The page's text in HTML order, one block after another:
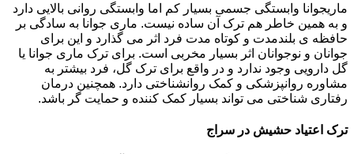
ماریجوانا وابستگی جسمی بسیار کم اما وابستگی روانی بالایی دارد
و به همین خاطر هم ترک آن ساده نیست. ماری جوانا به سادگی بر
حافظه ی بلندمدت و کوتاه مدت فرد اثر می گذارد و این برای
جوانان و نوجوانان اثر بسیار مخربی است. برای ترک ماری جوانا یا
گل دارویی وجود ندارد و در واقع برای ترک گل، فرد بیشتر به
مشاوره روانپزشکی و کمک روانشناختی دارد. همچنین درمان
رفتاری شناختی می تواند بسیار کمک کننده و حمایت گر باشد.
ترک اعتیاد حشیش در سراج